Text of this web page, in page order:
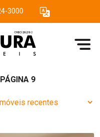
3000
9